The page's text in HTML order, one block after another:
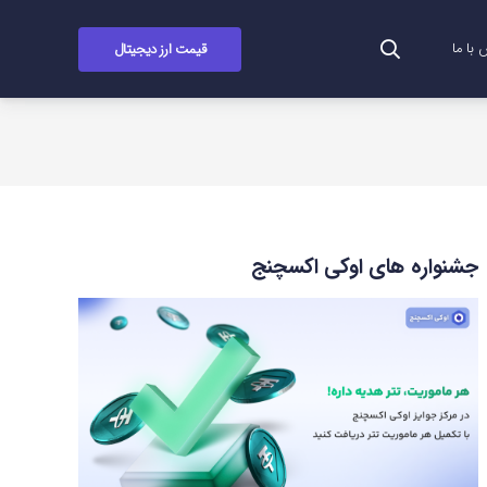
با ما قیمت ارز دیجیتال
جشنواره های اوکی اکسچنج